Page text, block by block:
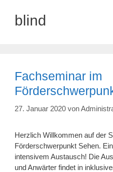
blind
Fachseminar im
27. Januar 2020 von
Herzlich Willkommen auf der
Förderschwerpunkt Sehen.
intensivem Austausch! Die
und Anwärter findet in